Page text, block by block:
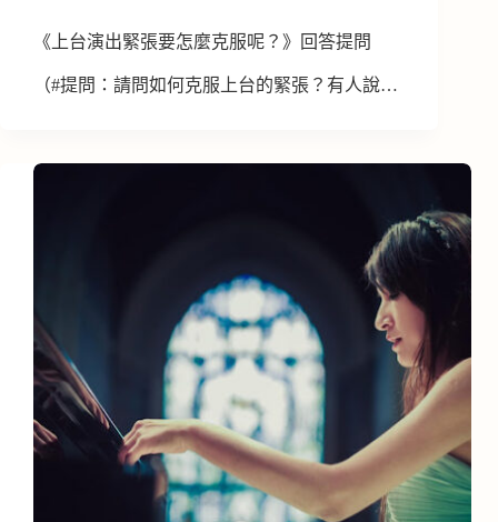
《上台演出緊張要怎麼克服呢？》回答提問
（#提問：請問如何克服上台的緊張？有人說…